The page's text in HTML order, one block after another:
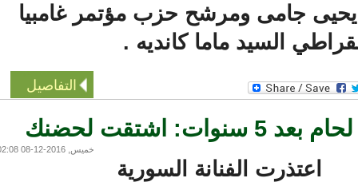
جامى ومرشح حزب مؤتمر غامبيا
السيد ماما كانديه .
التفاصيل
اشتقت لحضنك
خميس, 2016-12-08 02:08
اعتذرت الفنانة السورية